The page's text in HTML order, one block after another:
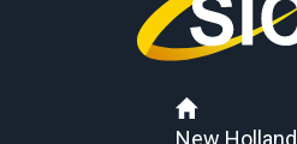
New Holland